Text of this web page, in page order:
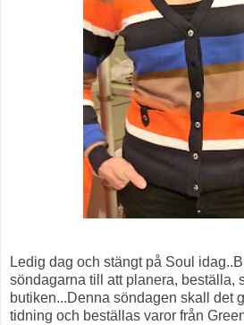
Ledig dag och stängt på Soul
söndagarna till att planera, beställa,
butiken...Denna söndagen skall det
tidning och beställas varor från